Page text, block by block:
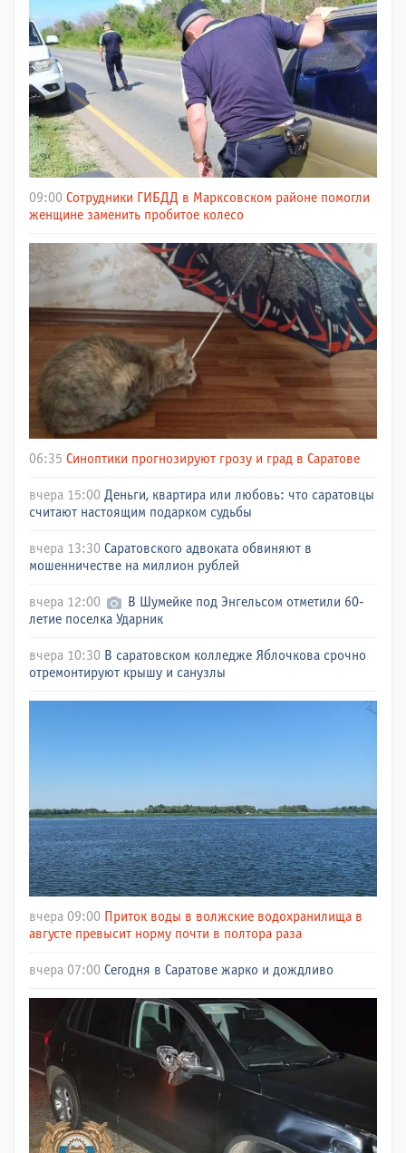
09:00 Сотрудники ГИБДД в Марксовском районе помогли
женщине заменить пробитое колесо
06:35 Синоптики прогнозируют грозу и град в Саратове
вчера 15:00 Деньги, квартира или любовь: что саратовцы
считают настоящим подарком судьбы
вчера 13:30 Саратовского адвоката обвиняют в
мошенничестве на миллион рублей
вчера 12:00
В Шумейке под Энгельсом отметили 60-
летие поселка Ударник
вчера 10:30 В саратовском колледже Яблочкова срочно
отремонтируют крышу и санузлы
вчера 09:00 Приток воды в волжские водохранилища в
августе превысит норму почти в полтора раза
вчера 07:00 Сегодня в Саратове жарко и дождливо